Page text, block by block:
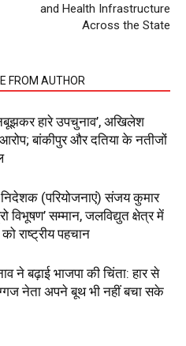
and Health Infrastructure
Across the State
FROM AUTHOR
हारे उपचुनाव’, अखिलेश
बांकीपुर और दतिया के नतीजों
(परियोजनाएं) संजय कुमार
विभूषण’ सम्मान, जलविद्युत क्षेत्र में
राष्ट्रीय पहचान
ने बढ़ाई भाजपा की चिंता: हार से
नेता अपने बूथ भी नहीं बचा सके